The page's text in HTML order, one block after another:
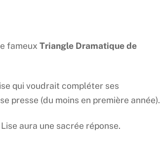
fameux Triangle Dramatique de
qui voudrait compléter ses
presse (du moins en première année).
aura une sacrée réponse.